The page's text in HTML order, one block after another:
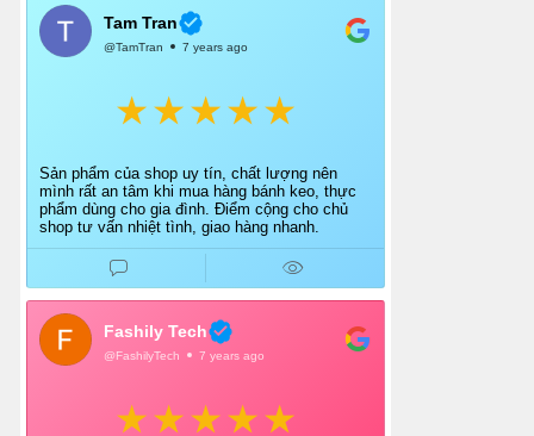
Tam Tran
@TamTran 7 years ago
Sản phẩm của shop uy tín, chất lượng nên
mình rất an tâm khi mua hàng bánh keo, thực
phẩm dùng cho gia đình. Điểm cộng cho chủ
shop tư vấn nhiệt tình, giao hàng nhanh.
Fashily Tech
@FashilyTech 7 years ago